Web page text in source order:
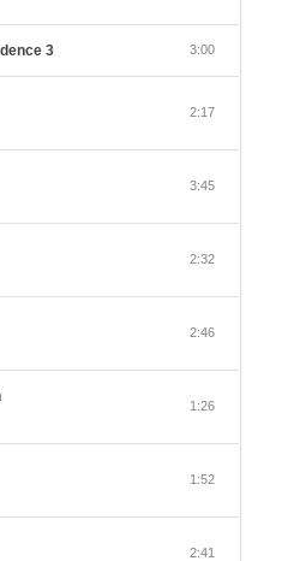
3 3:00
2:17
3:45
2:32
2:46
1:26
1:52
2:41